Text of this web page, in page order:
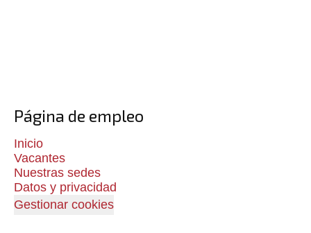
Página de empleo
Inicio
Vacantes
Nuestras sedes
Datos y privacidad
Gestionar cookies